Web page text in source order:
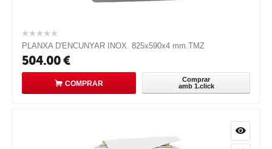
PLANXA D'ENCUNYAR INOX. 825x590x4 mm.TMZ
504.00€
COMPRAR
Comprar
amb 1.click